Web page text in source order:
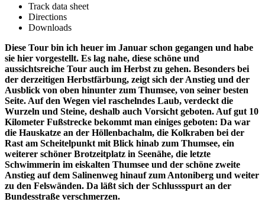
Track data sheet
Directions
Downloads
Diese Tour bin ich heuer im Januar schon gegangen und habe
sie hier vorgestellt. Es lag nahe, diese schöne und
aussichtsreiche Tour auch im Herbst zu gehen. Besonders bei
der derzeitigen Herbstfärbung, zeigt sich der Anstieg und der
Ausblick von oben hinunter zum Thumsee, von seiner besten
Seite. Auf den Wegen viel raschelndes Laub, verdeckt die
Wurzeln und Steine, deshalb auch Vorsicht geboten. Auf gut 10
Kilometer Fußstrecke bekommt man einiges geboten: Da war
die Hauskatze an der Höllenbachalm, die Kolkraben bei der
Rast am Scheitelpunkt mit Blick hinab zum Thumsee, ein
weiterer schöner Brotzeitplatz in Seenähe, die letzte
Schwimmerin im eiskalten Thumsee und der schöne zweite
Anstieg auf dem Salinenweg hinauf zum Antoniberg und weiter
zu den Felswänden. Da läßt sich der Schlussspurt an der
Bundesstraße verschmerzen.